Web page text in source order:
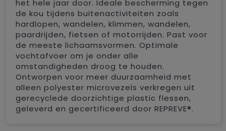
het hele jaar door. Ideale bescherming tegen
de kou tijdens buitenactiviteiten zoals
hardlopen, wandelen, klimmen, wandelen,
paardrijden, fietsen of motorrijden. Past voor
de meeste lichaamsvormen. Optimale
vochtafvoer om je onder alle
omstandigheden droog te houden.
Ontworpen voor meer duurzaamheid met
alleen polyester microvezels verkregen uit
gerecyclede doorzichtige plastic flessen,
geleverd en gecertificeerd door REPREVE®.